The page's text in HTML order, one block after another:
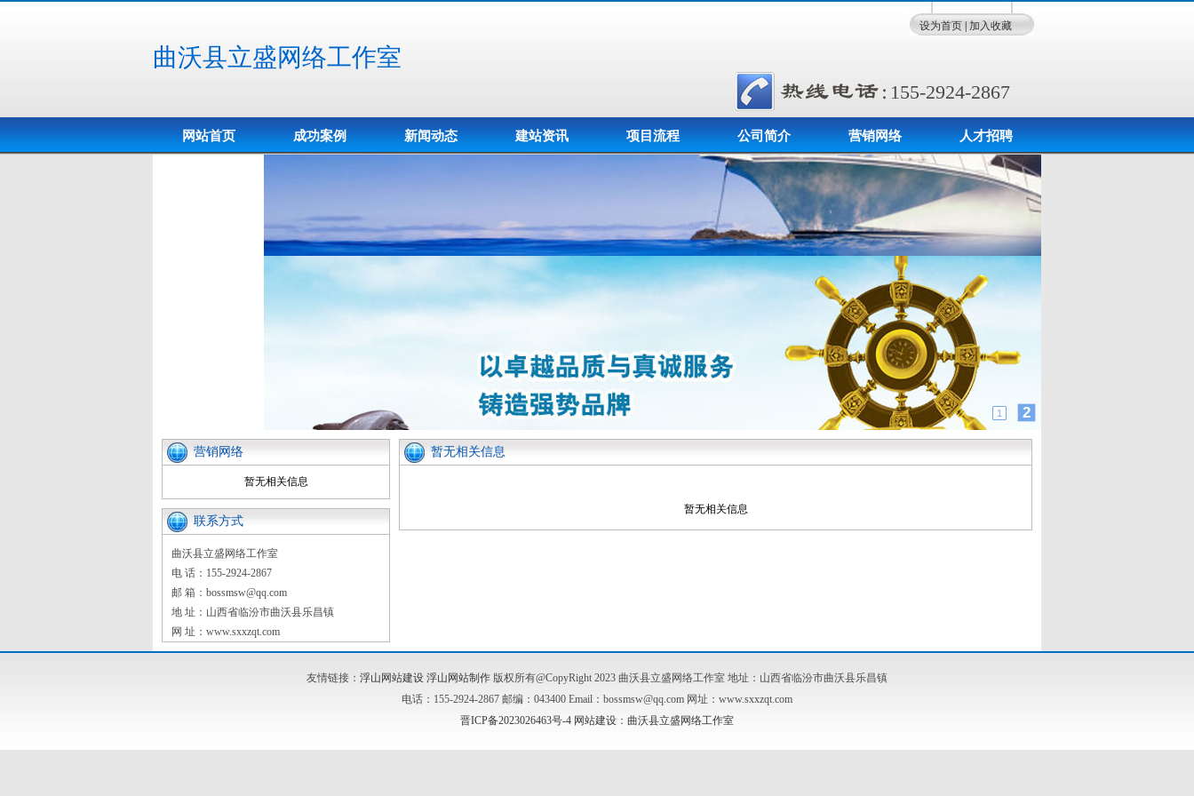
曲沃县立盛网络工作室
设为首页 加入收藏
155-2924-2867
网站首页 成功案例 新闻动态 建站资讯 项目流程 公司简介 营销网络 人才招聘
1 2
营销网络
暂无相关信息
联系方式
曲沃县立盛网络工作室
电 话：155-2924-2867
邮 箱：bossmsw@qq.com
地 址：山西省临汾市曲沃县乐昌镇
网 址：www.sxxzqt.com
暂无相关信息
暂无相关信息
友情链接： 浮山网站建设 浮山网站制作 版权所有@CopyRight 2023 曲沃县立盛网络工作室 地址：山西省临汾市曲沃县乐昌镇
电话：155-2924-2867 邮编：043400 Email：bossmsw@qq.com 网址：www.sxxzqt.com
晋ICP备2023026463号-4 网站建设 ： 曲沃县立盛网络工作室